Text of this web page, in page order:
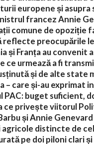
europene și
francez Annie
comune de opoziție
reflecte preocupările
și Franța au convenit
ce urmează a fi
și de alte state
– care și-au exprimat
PAC: buget suficient,
ce privește viitorul
și Annie
distincte de
pe doi piloni clari